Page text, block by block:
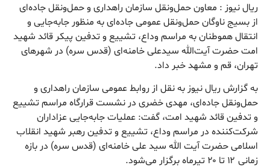
ریال نیوز : معاون حمل‌ونقل سازمان راهداری و حمل‌ونقل جاده‌ای
از بسیج ناوگان حمل‌ونقل عمومی جاده‌ای به منظور جابه‌جایی و
انتقال هموطنان به مراسم وداع، تشییع و تدفین پیکر قائد شهید
امت حضرت آیت‌الله سیدعلی خامنه‌ای (قدس سره) در شهرهای
تهران، قم و مشهد خبر داد.
به گزارش ریال نیوز به نقل از روابط عمومی سازمان راهداری و
حمل‌ونقل جاده‌ای، مهدی خضری در نشست قرارگاه مراسم تشییع
و تدفین قائد شهید امت، گفت: عملیات جابه‌جایی عزاداران
شرکت‌کننده در مراسم وداع، تشییع و تدفین رهبر شهید انقلاب
اسلامی حضرت آیت الله سید علی خامنه‌ای (قدس سره) در بازه
زمانی ۱۲ تا ۲۰ تیرماه برگزار می‌شود.